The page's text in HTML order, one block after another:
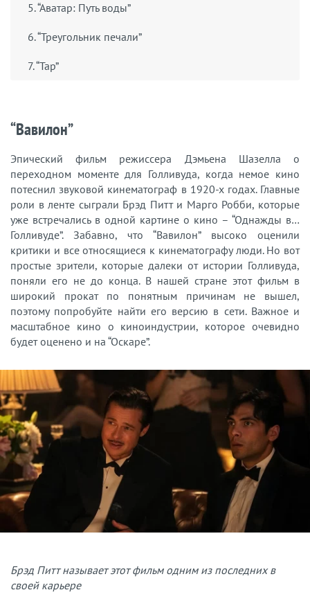
5. “Аватар: Путь воды”
6. “Треугольник печали”
7. “Тар”
“Вавилон”
Эпический фильм режиссера Дэмьена Шазелла о
переходном моменте для Голливуда, когда немое кино
потеснил звуковой кинематограф в 1920-х годах. Главные
роли в ленте сыграли Брэд Питт и Марго Робби, которые
уже встречались в одной картине о кино – “Однажды в…
Голливуде”. Забавно, что “Вавилон” высоко оценили
критики и все относящиеся к кинематографу люди. Но вот
простые зрители, которые далеки от истории Голливуда,
поняли его не до конца. В нашей стране этот фильм в
широкий прокат по понятным причинам не вышел,
поэтому попробуйте найти его версию в сети. Важное и
масштабное кино о киноиндустрии, которое очевидно
будет оценено и на “Оскаре”.
Брэд Питт называет этот фильм одним из последних в
своей карьере